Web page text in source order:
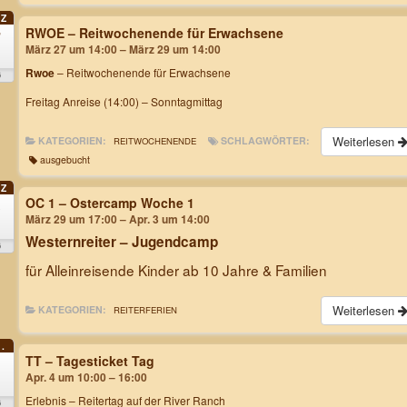
RWOE – Reitwochenende für Erwachsene
März 27 um 14:00 – März 29 um 14:00
Rwoe– Reitwochenende für Erwachsene
Freitag Anreise (14:00) – Sonntagmittag
Weiterlesen
KATEGORIEN: REITWOCHENENDE
SCHLAGWÖRTER:
ausgebucht
OC 1 – Ostercamp Woche 1
März 29 um 17:00 – Apr. 3 um 14:00
Westernreiter – Jugendcamp
für Alleinreisende Kinder ab 10 Jahre & Familien
Weiterlesen
KATEGORIEN: REITERFERIEN
TT – Tagesticket Tag
Apr. 4 um 10:00 – 16:00
Erlebnis – Reitertag auf der River Ranch